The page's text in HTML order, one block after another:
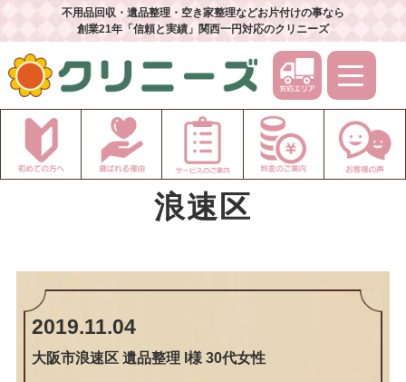
不用品回収・遺品整理・空き家整理などお片付けの事なら
創業21年「信頼と実績」関西一円対応のクリニーズ
浪速区
2019.11.04
大阪市浪速区 遺品整理 I様 30代女性